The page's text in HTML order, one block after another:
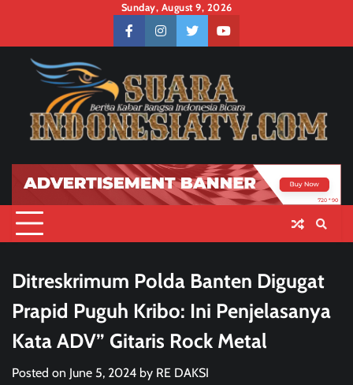
content
Sunday, August 9, 2026
facebookinstagramtwitteryoutube
Ditreskrimum Polda Banten Digugat
Prapid Puguh Kribo: Ini Penjelasanya
Kata ADV” Gitaris Rock Metal
Posted on June 5, 2024 by RE DAKSI